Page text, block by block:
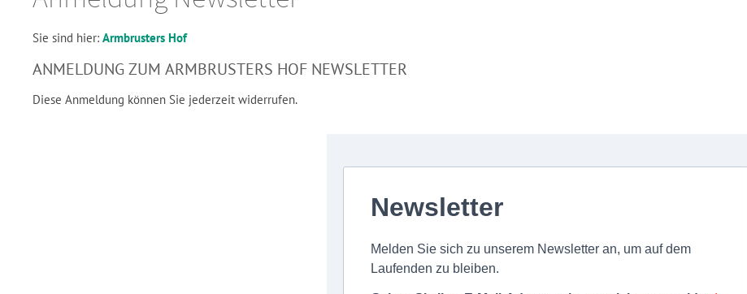
Sie sind hier: Armbrusters Hof
ANMELDUNG ZUM ARMBRUSTERS HOF NEWSLETTER
Diese Anmeldung können Sie jederzeit widerrufen.